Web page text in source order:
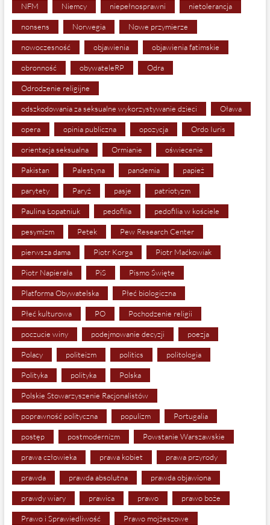
NFM Niemcy niepełnosprawni nietolerancja
nonsens Norwegia Nowe przymierze
nowoczesność objawienia objawienia fatimskie
obronność obywateleRP Odra
Odrodzenie religijne
odszkodowania za seksualne wykorzystywanie dzieci Oława
opera opinia publiczna opozycja Ordo Iuris
orientacja seksualna Ormianie oświecenie
Pakistan Palestyna pandemia papież
parytety Paryż pasje patriotyzm
Paulina Łopatniuk pedofilia pedofilia w kościele
pesymizm Petek Pew Research Center
pierwsza dama Piotr Korga Piotr Maćkowiak
Piotr Napierała PiS Pismo Święte
Platforma Obywatelska Płeć biologiczna
Płeć kulturowa PO Pochodzenie religii
poczucie winy podejmowanie decyzji poezja
Polacy politeizm politics politologia
Polityka polityka Polska
Polskie Stowarzyszenie Racjonalistów
poprawność polityczna populizm Portugalia
postęp postmodernizm Powstanie Warszawskie
prawa człowieka prawa kobiet prawa przyrody
prawda prawda absolutna prawda objawiona
prawdy wiary prawica prawo prawo boże
Prawo i Sprawiedliwość Prawo mojżeszowe